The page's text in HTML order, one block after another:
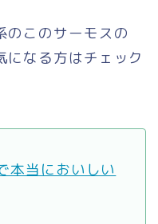
のこのサーモスの
になる方はチェック
本当においしい